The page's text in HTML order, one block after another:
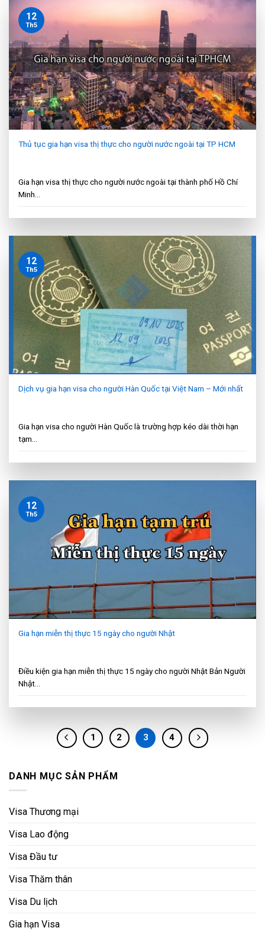
DANH MỤC SẢN PHẨM
Visa Thương mại
Visa Lao động
Visa Đầu tư
Visa Thăm thân
Visa Du lịch
Gia hạn Visa
Thủ tục gia hạn visa thị thực cho người nước ngoài tại TP HCM
Gia hạn visa thị thực cho người nước ngoài tại thành phố Hồ Chí
Minh...
12
Th5
Dịch vụ gia hạn visa cho người Hàn Quốc tại Việt Nam – Mới nhất
Gia hạn visa cho người Hàn Quốc là trường hợp kéo dài thời hạn
tạm...
12
Th5
Gia hạn miễn thị thực 15 ngày cho người Nhật
Điều kiện gia hạn miễn thị thực 15 ngày cho người Nhật Bản Người
Nhật...
12
Th5
1 2 3 4